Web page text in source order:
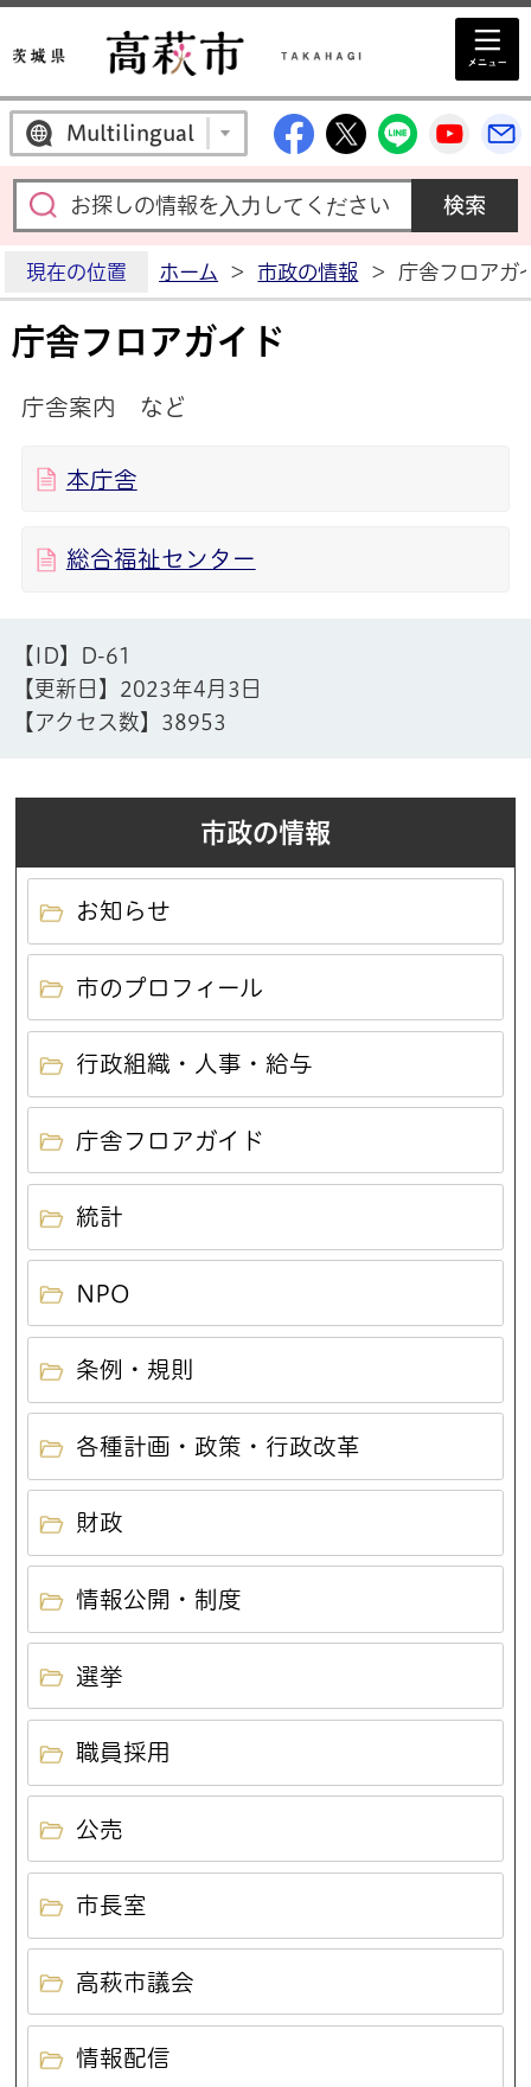
Multilingual 高萩市公式
高萩市公式X
高萩市
高
現在の位置 ホーム > 市政の情報 > 庁舎フロアガ
庁舎フロアガイド
庁舎案内 など
本庁舎
総合福祉センター
【ID】
D-61
【更新日】 2023年4月3日
【アクセス数】 38953
市政の情報
お知らせ
市のプロフィール
行政組織・人事・給与
庁舎フロアガイド
統計
NPO
条例・規則
各種計画・政策・行政改革
財政
情報公開・制度
選挙
職員採用
公売
市長室
高萩市議会
情報配信